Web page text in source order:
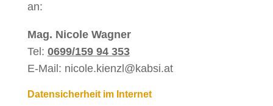
an:
Mag. Nicole Wagner
Tel: 0699/159 94 353
E-Mail: nicole.kienzl@kabsi.at
Datensicherheit im Internet